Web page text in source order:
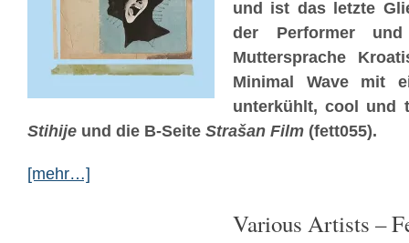
und ist das letzte
der Performer
Muttersprache
Minimal Wave mit
unterkühlt, cool und
Stihije und die B-Seite Strašan Film (fett055).
[mehr…]
Various Artists –